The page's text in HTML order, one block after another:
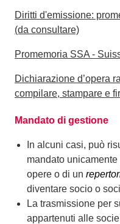
Diritti d'emissione:
(da consultare)
Promemoria SSA -
Dichiarazione d’opera
compilare, stampare e
Mandato di gestione
In alcuni casi, può
mandato
opere o di un
diventare socio o
La trasmissione per
appartenuti alle